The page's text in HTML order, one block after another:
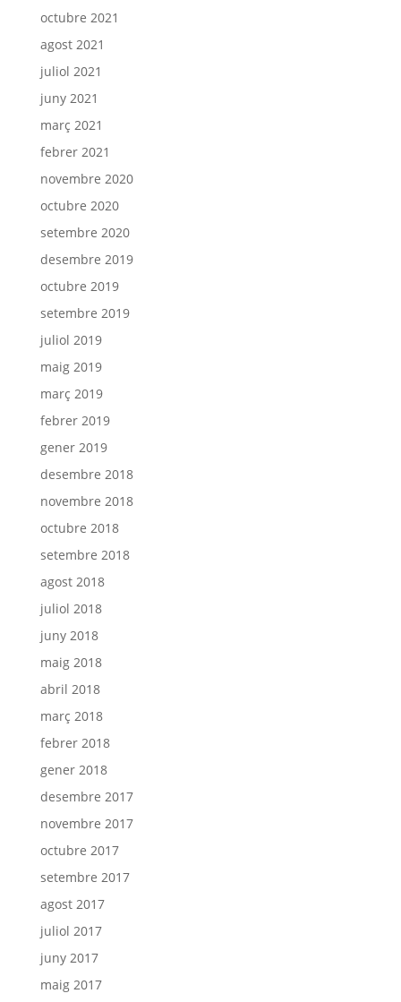
octubre 2021
agost 2021
juliol 2021
juny 2021
març 2021
febrer 2021
novembre 2020
octubre 2020
setembre 2020
desembre 2019
octubre 2019
setembre 2019
juliol 2019
maig 2019
març 2019
febrer 2019
gener 2019
desembre 2018
novembre 2018
octubre 2018
setembre 2018
agost 2018
juliol 2018
juny 2018
maig 2018
abril 2018
març 2018
febrer 2018
gener 2018
desembre 2017
novembre 2017
octubre 2017
setembre 2017
agost 2017
juliol 2017
juny 2017
maig 2017